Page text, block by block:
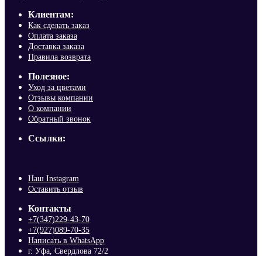
Клиентам:
Как сделать заказ
Оплата заказа
Доставка заказа
Правила возврата
Полезное:
Уход за цветами
Отзывы компании
О компании
Обратный звонок
Ссылки:
Наш Instagram
Оставить отзыв
Контакты
+7(347)229-43-70
+7(927)089-70-35
Написать в WhatsApp
г. Уфа, Свердлова 72/2